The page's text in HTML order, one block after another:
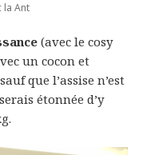
la Ant
(avec le cosy
un cocon et
que l’assise n’est
étonnée d’y